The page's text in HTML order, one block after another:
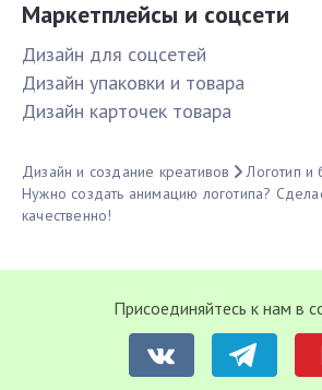
Маркетплейсы и соцсети
Дизайн для соцсетей
Дизайн упаковки и товара
Дизайн карточек товара
Дизайн и создание креативов
Логотип и
Нужно создать анимацию логотипа?
качественно!
Присоединяйтесь к нам в